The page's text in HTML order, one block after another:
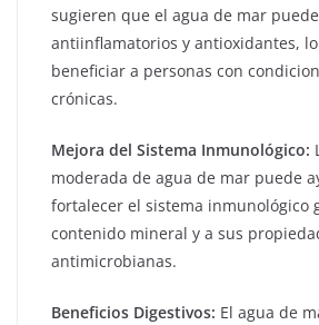
sugieren que el agua de mar
antiinflamatorios y antioxidantes,
beneficiar a personas con
crónicas.
Mejora del Sistema Inmunológico:
moderada de agua de mar puede
fortalecer el sistema inmunológico
contenido mineral y a sus
antimicrobianas.
Beneficios Digestivos: El agua de